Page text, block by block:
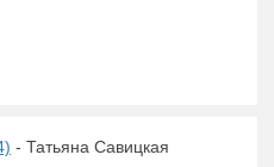
- Татьяна Савицкая